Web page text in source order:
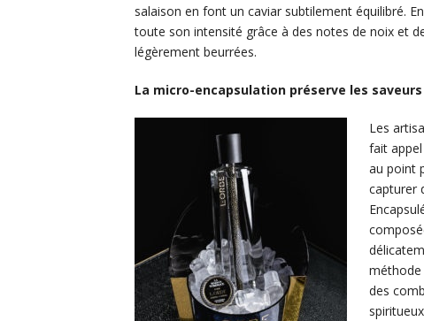
salaison en font un caviar subtilement équilibré.
toute son intensité grâce à des notes de noix et
légèrement beurrées.
La micro-encapsulation préserve les
Les
fait
au point
capturer
méthode
des